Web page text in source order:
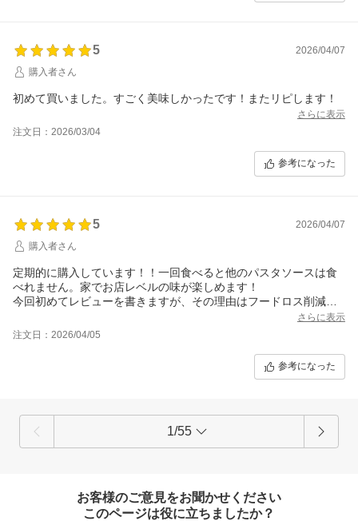
5
2026/04/07
購入者さん
初めて買いました。すごく美味しかったです！またリピします！
さらに表示
注文日：2026/03/04
参考になった
5
2026/04/07
購入者さん
定期的に購入しています！！一回食べると他のパスタソースは食
べれません。家でお店レベルの味が楽しめます！
今回初めてレビューを書きますが、その理由はフードロス削減の
賞味期限近いものとありましたが、4ヶ月近くあるものでした。ラ
さらに表示
注文日：2026/04/05
参考になった
1/55
お客様のご意見をお聞かせください
このページは役に立ちましたか？